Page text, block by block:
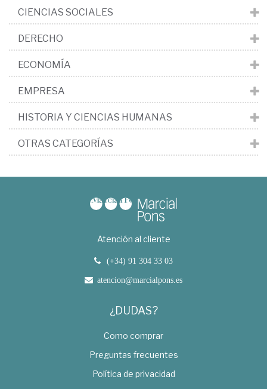
CIENCIAS SOCIALES
DERECHO
ECONOMÍA
EMPRESA
HISTORIA Y CIENCIAS HUMANAS
OTRAS CATEGORÍAS
Atención al cliente
(+34) 91 304 33 03
atencion@marcialpons.es
¿DUDAS?
Como comprar
Preguntas frecuentes
Política de privacidad